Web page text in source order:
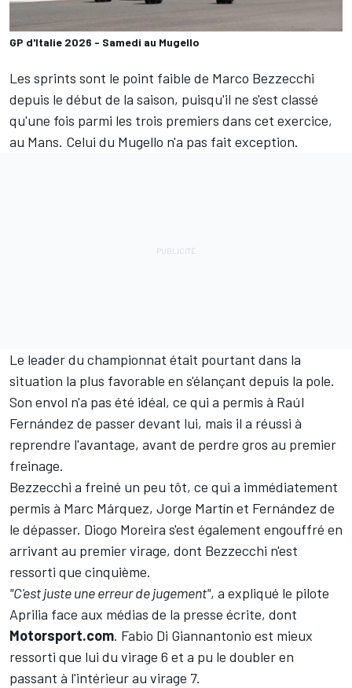
GP d'Italie 2026 - Samedi au Mugello
Les sprints sont le point faible de Marco Bezzecchi
depuis le début de la saison, puisqu'il ne s'est classé
qu'une fois parmi les trois premiers dans cet exercice,
au Mans. Celui du Mugello n'a pas fait exception.
Le leader du championnat était pourtant dans la
situation la plus favorable en s'élançant depuis la pole.
Son envol n'a pas été idéal, ce qui a permis à Raúl
Fernández de passer devant lui, mais il a réussi à
reprendre l'avantage, avant de perdre gros au premier
freinage.
Bezzecchi a freiné un peu tôt, ce qui a immédiatement
permis à Marc Márquez, Jorge Martín et Fernández de
le dépasser. Diogo Moreira s'est également engouffré en
arrivant au premier virage, dont Bezzecchi n'est
ressorti que cinquième.
"C'est juste une erreur de jugement", a expliqué le pilote
Aprilia face aux médias de la presse écrite, dont
Motorsport.com. Fabio Di Giannantonio est mieux
ressorti que lui du virage 6 et a pu le doubler en
passant à l'intérieur au virage 7.